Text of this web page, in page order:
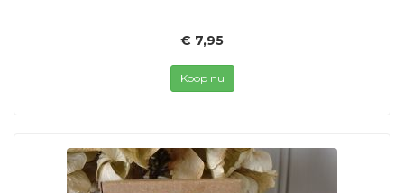
€ 7,95
Koop nu